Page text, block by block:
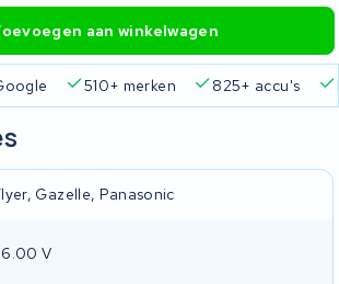
aan winkelwagen
510+ merken 825+ accu's
Gazelle, Panasonic
V